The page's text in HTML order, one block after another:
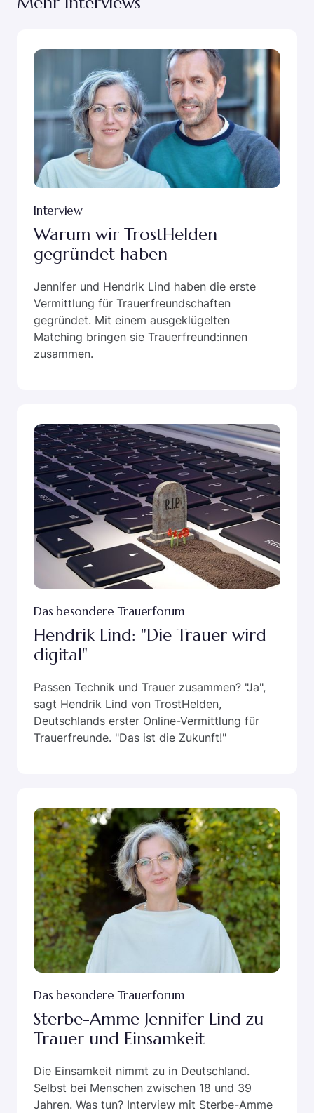
Interview
Warum wir TrostHelden
gegründet haben
Jennifer und Hendrik Lind haben die erste
Vermittlung für Trauerfreundschaften
gegründet. Mit einem ausgeklügelten
Matching bringen sie Trauerfreund:innen
zusammen.
Das besondere Trauerforum
Hendrik Lind: "Die Trauer wird
digital"
Passen Technik und Trauer zusammen? "Ja",
sagt Hendrik Lind von TrostHelden,
Deutschlands erster Online-Vermittlung für
Trauerfreunde. "Das ist die Zukunft!"
Das besondere Trauerforum
Sterbe-Amme Jennifer Lind zu
Trauer und Einsamkeit
Die Einsamkeit nimmt zu in Deutschland.
Selbst bei Menschen zwischen 18 und 39
Jahren. Was tun? Interview mit Sterbe-Amme